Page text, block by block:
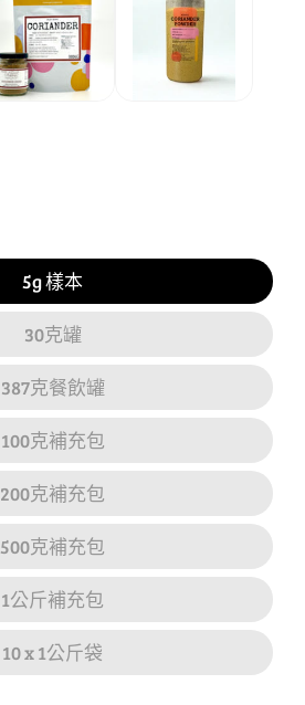
5g 樣本
30克罐
387克餐飲罐
100克補充包
200克補充包
500克補充包
1公斤補充包
10 x 1公斤袋